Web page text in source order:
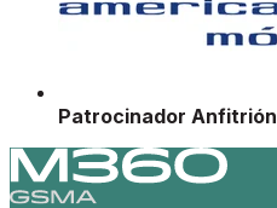
Patrocinador Anfitrión